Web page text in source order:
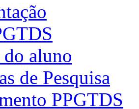
aluno
de Pesquisa
PPGTDS